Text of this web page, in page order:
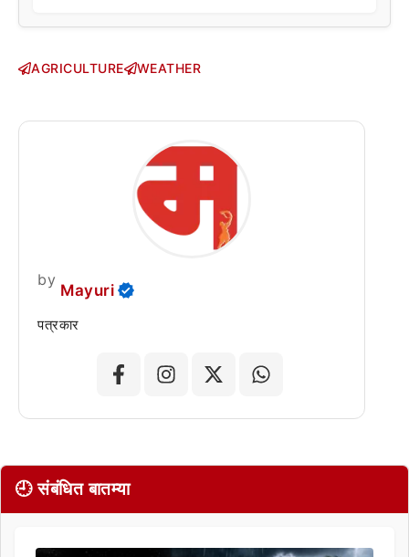
AGRICULTURE WEATHER
by
Mayuri
पत्रकार
🕘 संबंधित बातम्या